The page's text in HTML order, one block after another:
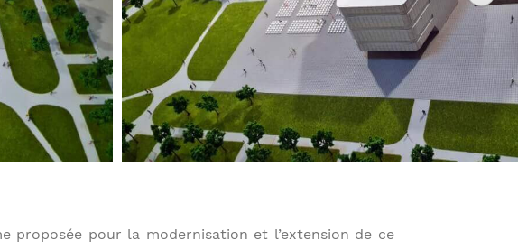
proposée pour la modernisation et l’extension de ce